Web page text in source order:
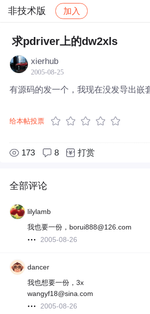
非技术版 加入
社区 非技术版 帖子详情
求pdriver上的dw2xls
xierhub
2005-08-25
有源码的发一个，我现在没发导出嵌
给本帖投票
173 8 打赏
全部评论
lilylamb
我也要一份，borui888@126.com
2005-08-26
dancer
我也想要一份，3x
wangyf18@sina.com
2005-08-26